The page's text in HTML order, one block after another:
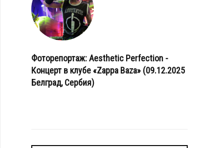
Фоторепортаж: Aesthetic Perfection -
Концерт в клубе «Zappa Baza» (09.12.2025
Белград, Сербия)